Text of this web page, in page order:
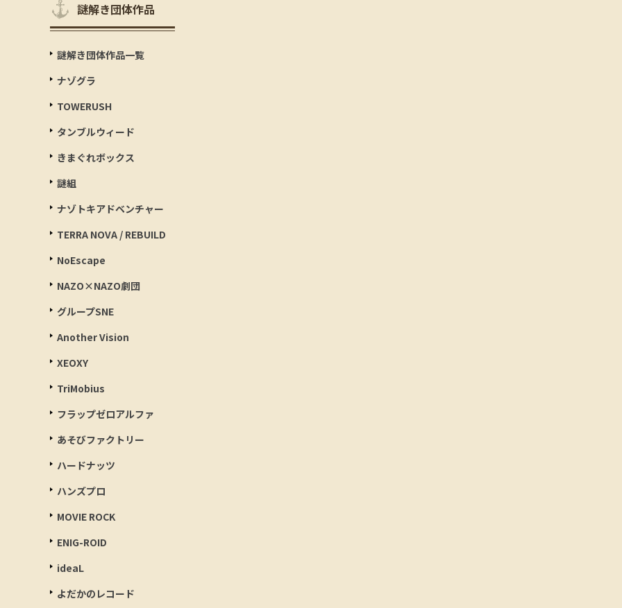
謎解き団体作品
謎解き団体作品一覧
ナゾグラ
TOWERUSH
タンブルウィード
きまぐれボックス
謎組
ナゾトキアドベンチャー
TERRA NOVA / REBUILD
NoEscape
NAZO×NAZO劇団
グループSNE
Another Vision
XEOXY
TriMobius
フラップゼロアルファ
あそびファクトリー
ハードナッツ
ハンズプロ
MOVIE ROCK
ENIG-ROID
ideaL
よだかのレコード